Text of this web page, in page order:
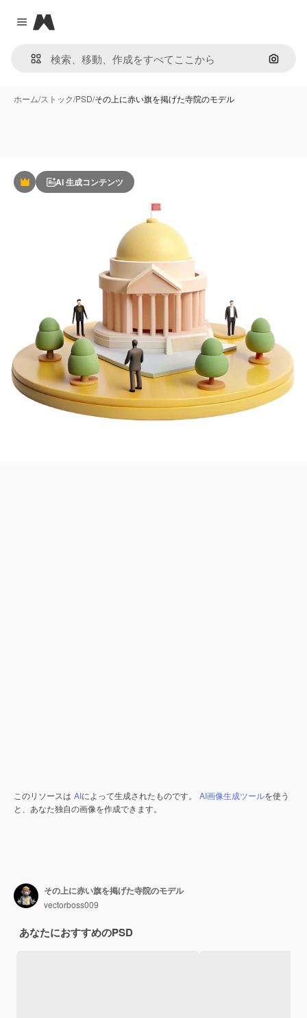
Close menu
Magnific
画像で
ホーム/ストック/PSD/その上に赤い旗を掲げた寺院のモデル
PremiumAI 生成コンテンツ
このリソースは AIによって生成されたものです。 AI画像生成ツールを使う
と、あなた独自の画像を作成できます。
その上に赤い旗を掲げた寺院のモデル
vectorboss009
あなたにおすすめのPSD